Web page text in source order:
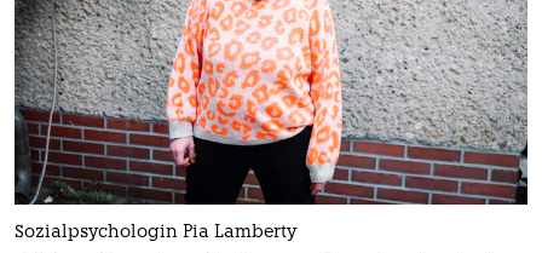
Sozialpsychologin Pia Lamberty